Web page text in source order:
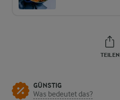
TEILEN
GÜNSTIG
Was bedeutet das?